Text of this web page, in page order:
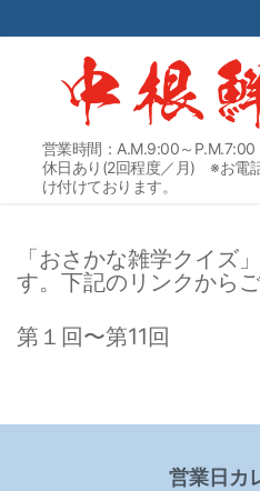
ン
営業時間：A.M.9:00～
休日あり(2回程度／月) ※お電
け付けております。
「おさかな雑学クイズ
す。下記のリンクから
第１回〜第11回
営業日カ